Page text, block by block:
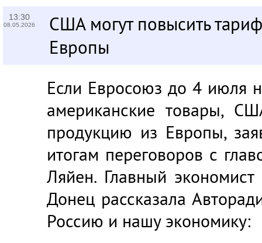
13:30
08.05.2026
США могут повысить
Европы
Если Евросоюз до 4 июля
американские товары,
продукцию из Европы,
итогам переговоров с
Ляйен. Главный
Донец рассказала
Россию и нашу экономику: